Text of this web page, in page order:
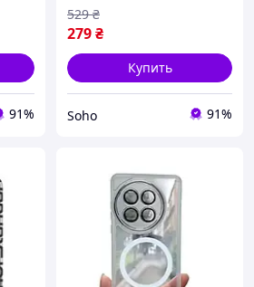
91%
279₴
529 ₴
Купить
Soho 91%